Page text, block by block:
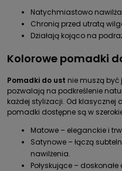
Natychmiastowo
Chronią przed utratą
Działają kojąco na
Kolorowe pomadki
Pomadki do ust nie muszą być
pozwalają na podkreślenie
każdej stylizacji. Od klasycznej
pomadki dostępne są w
Matowe – eleganckie i
Satynowe – łączą
nawilżenia.
Połyskujące –